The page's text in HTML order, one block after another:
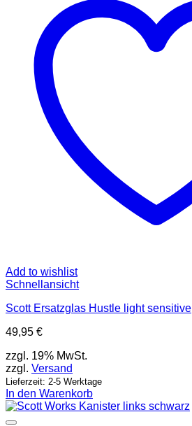
Add to wishlist
Schnellansicht
Scott Ersatzglas Hustle light sensitive
49,95 €
zzgl. 19% MwSt.
zzgl. Versand
Lieferzeit: 2-5 Werktage
In den Warenkorb